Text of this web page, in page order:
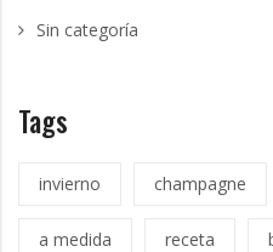
Sin categoría
Tags
invierno champagne
a medida receta